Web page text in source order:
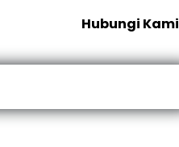
Hubungi Kami